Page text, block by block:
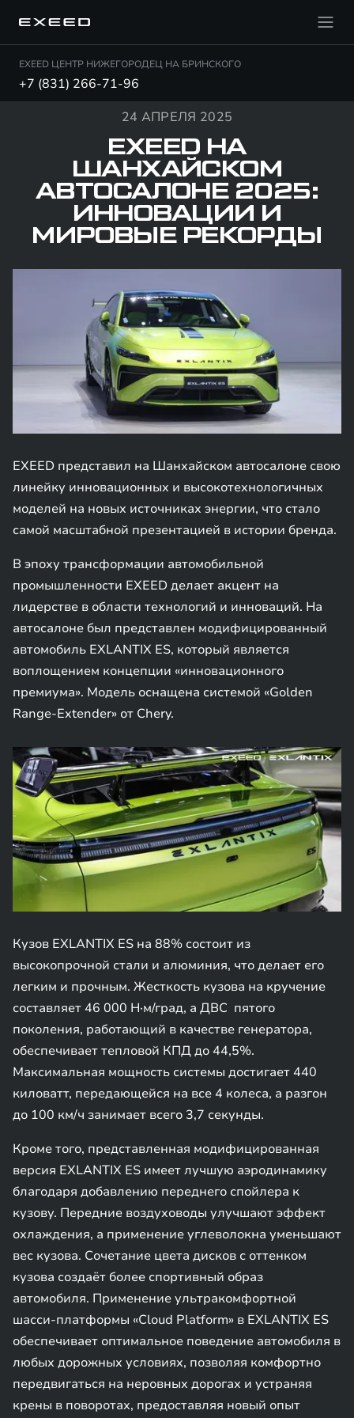
EXEED ЦЕНТР НИЖЕГОРОДЕЦ НА БРИНСКОГО
+7 (831) 266-71-96
24 АПРЕЛЯ 2025
EXEED НА
ШАНХАЙСКОМ
АВТОСАЛОНЕ 2025:
ИННОВАЦИИ И
МИРОВЫЕ РЕКОРДЫ
EXEED представил на Шанхайском автосалоне свою
линейку инновационных и высокотехнологичных
моделей на новых источниках энергии, что стало
самой масштабной презентацией в истории бренда.
В эпоху трансформации автомобильной
промышленности EXEED делает акцент на
лидерстве в области технологий и инноваций. На
автосалоне был представлен модифицированный
автомобиль EXLANTIX ES, который является
воплощением концепции «инновационного
премиума». Модель оснащена системой «Golden
Range-Extender» от Chery.
Кузов EXLANTIX ES на 88% состоит из
высокопрочной стали и алюминия, что делает его
легким и прочным. Жесткость кузова на кручение
составляет 46 000 Н·м/град, а ДВС пятого
поколения, работающий в качестве генератора,
обеспечивает тепловой КПД до 44,5%.
Максимальная мощность системы достигает 440
киловатт, передающейся на все 4 колеса, а разгон
до 100 км/ч занимает всего 3,7 секунды.
Кроме того, представленная модифицированная
версия EXLANTIX ES имеет лучшую аэродинамику
благодаря добавлению переднего спойлера к
кузову. Передние воздуховоды улучшают эффект
охлаждения, а применение углеволокна уменьшают
вес кузова. Сочетание цвета дисков с оттенком
кузова создаёт более спортивный образ
автомобиля. Применение ультракомфортной
шасси-платформы «Cloud Platform» в EXLANTIX ES
обеспечивает оптимальное поведение автомобиля в
любых дорожных условиях, позволяя комфортно
передвигаться на неровных дорогах и устраняя
крены в поворотах, предоставляя новый опыт